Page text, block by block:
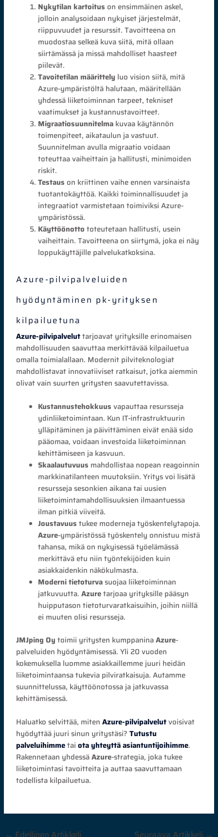
Nykytilan kartoitus on ensimmäinen askel,
jolloin analysoidaan nykyiset järjestelmät,
riippuvuudet ja resurssit. Tavoitteena on
muodostaa selkeä kuva siitä, mitä ollaan
siirtämässä ja missä mahdolliset haasteet
piilevät.
Tavoitetilan määrittely luo vision siitä, mitä
Azure-ympäristöltä halutaan, määritellään
yhdessä liiketoiminnan tarpeet, tekniset
vaatimukset ja kustannustavoitteet.
Migraatiosuunnitelma kuvaa käytännön
toimenpiteet, aikataulun ja vastuut.
Suunnitelman avulla migraatio voidaan
toteuttaa vaiheittain ja hallitusti, minimoiden
riskit.
Testaus on kriittinen vaihe ennen varsinaista
tuotantokäyttöä. Kaikki toiminnallisuudet ja
integraatiot varmistetaan toimiviksi Azure-
ympäristössä.
Käyttöönotto toteutetaan hallitusti, usein
vaiheittain. Tavoitteena on siirtymä, joka ei näy
loppukäyttäjille palvelukatkoksina.
Azure-pilvipalveluiden
hyödyntäminen pk-yrityksen
kilpailuetuna
Azure-pilvipalveluttarjoavat yrityksille erinomaisen
mahdollisuuden saavuttaa merkittävää kilpailuetua
omalla toimialallaan. Modernit pilviteknologiat
mahdollistavat innovatiiviset ratkaisut, jotka aiemmin
olivat vain suurten yritysten saavutettavissa.
Kustannustehokkuus vapauttaa resursseja
ydinliiketoimintaan. Kun IT-infrastruktuurin
ylläpitäminen ja päivittäminen eivät enää sido
pääomaa, voidaan investoida liiketoiminnan
kehittämiseen ja kasvuun.
Skaalautuvuus mahdollistaa nopean reagoinnin
markkinatilanteen muutoksiin. Yritys voi lisätä
resursseja sesonkien aikana tai uusien
liiketoimintamahdollisuuksien ilmaantuessa
ilman pitkiä viiveitä.
Joustavuus tukee moderneja työskentelytapoja.
Azure-ympäristössä työskentely onnistuu mistä
tahansa, mikä on nykyisessä työelämässä
merkittävä etu niin työntekijöiden kuin
asiakkaidenkin näkökulmasta.
Moderni tietoturvasuojaa liiketoiminnan
jatkuvuutta.Azuretarjoaa yrityksille pääsyn
huipputason tietoturvaratkaisuihin, joihin niillä
ei muuten olisi resursseja.
JMJping Oy toimii yritysten kumppaninaAzure-
palveluiden hyödyntämisessä. Yli 20 vuoden
kokemuksella luomme asiakkaillemme juuri heidän
liiketoimintaansa tukevia pilviratkaisuja. Autamme
suunnittelussa, käyttöönotossa ja jatkuvassa
kehittämisessä.
Haluatko selvittää, mitenAzure-pilvipalvelutvoisivat
hyödyttää juuri sinun yritystäsi?Tutustu
palveluihimmetaiota yhteyttä asiantuntijoihimme.
Rakennetaan yhdessäAzure-strategia, joka tukee
liiketoimintasi tavoitteita ja auttaa saavuttamaan
todellista kilpailuetua.
← Edellinen Artikkeli Seuraava Artikkeli →